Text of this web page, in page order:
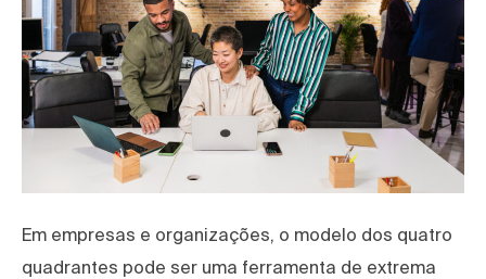
Em empresas e organizações, o modelo dos quatro
quadrantes pode ser uma ferramenta de extrema